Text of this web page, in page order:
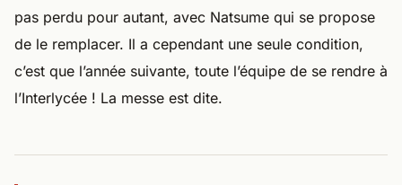
pas perdu pour autant, avec Natsume qui se propose
de le remplacer. Il a cependant une seule condition,
c’est que l’année suivante, toute l’équipe de se rendre à
l’Interlycée ! La messe est dite.